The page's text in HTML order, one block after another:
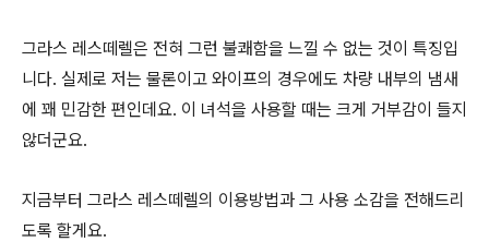
그라스 레스떼렐은 전혀 그런 불쾌함을 느낄 수 없는 것이 특징입
니다. 실제로 저는 물론이고 와이프의 경우에도 차량 내부의 냄새
에 꽤 민감한 편인데요. 이 녀석을 사용할 때는 크게 거부감이 들지
않더군요.
지금부터 그라스 레스떼렐의 이용방법과 그 사용 소감을 전해드리
도록 할게요.